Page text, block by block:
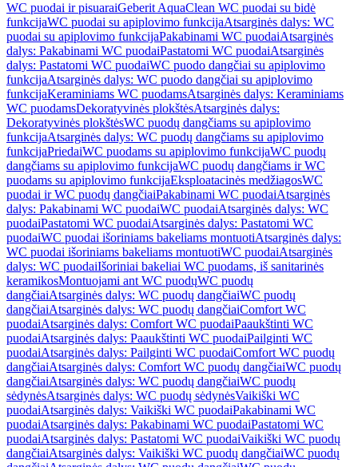
WC puodai ir pisuaraiGeberit AquaClean WC puodai su bidė
funkcijaWC puodai su apiplovimo funkcijaAtsarginės dalys: WC
puodai su apiplovimo funkcijaPakabinami WC puodaiAtsarginės
dalys: Pakabinami WC puodaiPastatomi WC puodaiAtsarginės
dalys: Pastatomi WC puodaiWC puodo dangčiai su apiplovimo
funkcijaAtsarginės dalys: WC puodo dangčiai su apiplovimo
funkcijaKeraminiams WC puodamsAtsarginės dalys: Keraminiams
WC puodamsDekoratyvinės plokštėsAtsarginės dalys:
Dekoratyvinės plokštėsWC puodų dangčiams su apiplovimo
funkcijaAtsarginės dalys: WC puodų dangčiams su apiplovimo
funkcijaPriedaiWC puodams su apiplovimo funkcijaWC puodų
dangčiams su apiplovimo funkcijaWC puodų dangčiams ir WC
puodams su apiplovimo funkcijaEksploatacinės medžiagosWC
puodai ir WC puodų dangčiaiPakabinami WC puodaiAtsarginės
dalys: Pakabinami WC puodaiWC puodaiAtsarginės dalys: WC
puodaiPastatomi WC puodaiAtsarginės dalys: Pastatomi WC
puodaiWC puodai išoriniams bakeliams montuotiAtsarginės dalys:
WC puodai išoriniams bakeliams montuotiWC puodaiAtsarginės
dalys: WC puodaiIšoriniai bakeliai WC puodams, iš sanitarinės
keramikosMontuojami ant WC puodųWC puodų
dangčiaiAtsarginės dalys: WC puodų dangčiaiWC puodų
dangčiaiAtsarginės dalys: WC puodų dangčiaiComfort WC
puodaiAtsarginės dalys: Comfort WC puodaiPaaukštinti WC
puodaiAtsarginės dalys: Paaukštinti WC puodaiPailginti WC
puodaiAtsarginės dalys: Pailginti WC puodaiComfort WC puodų
dangčiaiAtsarginės dalys: Comfort WC puodų dangčiaiWC puodų
dangčiaiAtsarginės dalys: WC puodų dangčiaiWC puodų
sėdynėsAtsarginės dalys: WC puodų sėdynėsVaikiški WC
puodaiAtsarginės dalys: Vaikiški WC puodaiPakabinami WC
puodaiAtsarginės dalys: Pakabinami WC puodaiPastatomi WC
puodaiAtsarginės dalys: Pastatomi WC puodaiVaikiški WC puodų
dangčiaiAtsarginės dalys: Vaikiški WC puodų dangčiaiWC puodų